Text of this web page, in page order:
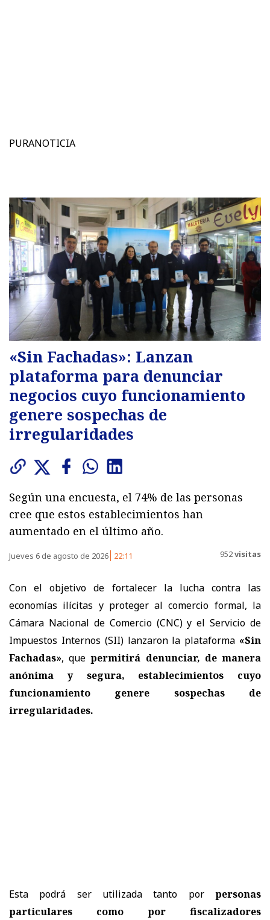
PURANOTICIA
«Sin Fachadas»: Lanzan
plataforma para denunciar
negocios cuyo funcionamiento
genere sospechas de
irregularidades
Según una encuesta, el 74% de las personas
cree que estos establecimientos han
aumentado en el último año.
Jueves 6 de agosto de 2026 22:11 952visitas
Con el objetivo de fortalecer la lucha contra las
economías ilícitas y proteger al comercio formal, la
Cámara Nacional de Comercio (CNC) y el Servicio de
Impuestos Internos (SII) lanzaron la plataforma «Sin
Fachadas», quepermitirá denunciar, de manera
anónima y segura, establecimientos cuyo
funcionamiento genere sospechas de
irregularidades.
Esta podrá ser utilizada tanto por personas
particulares como por fiscalizadores